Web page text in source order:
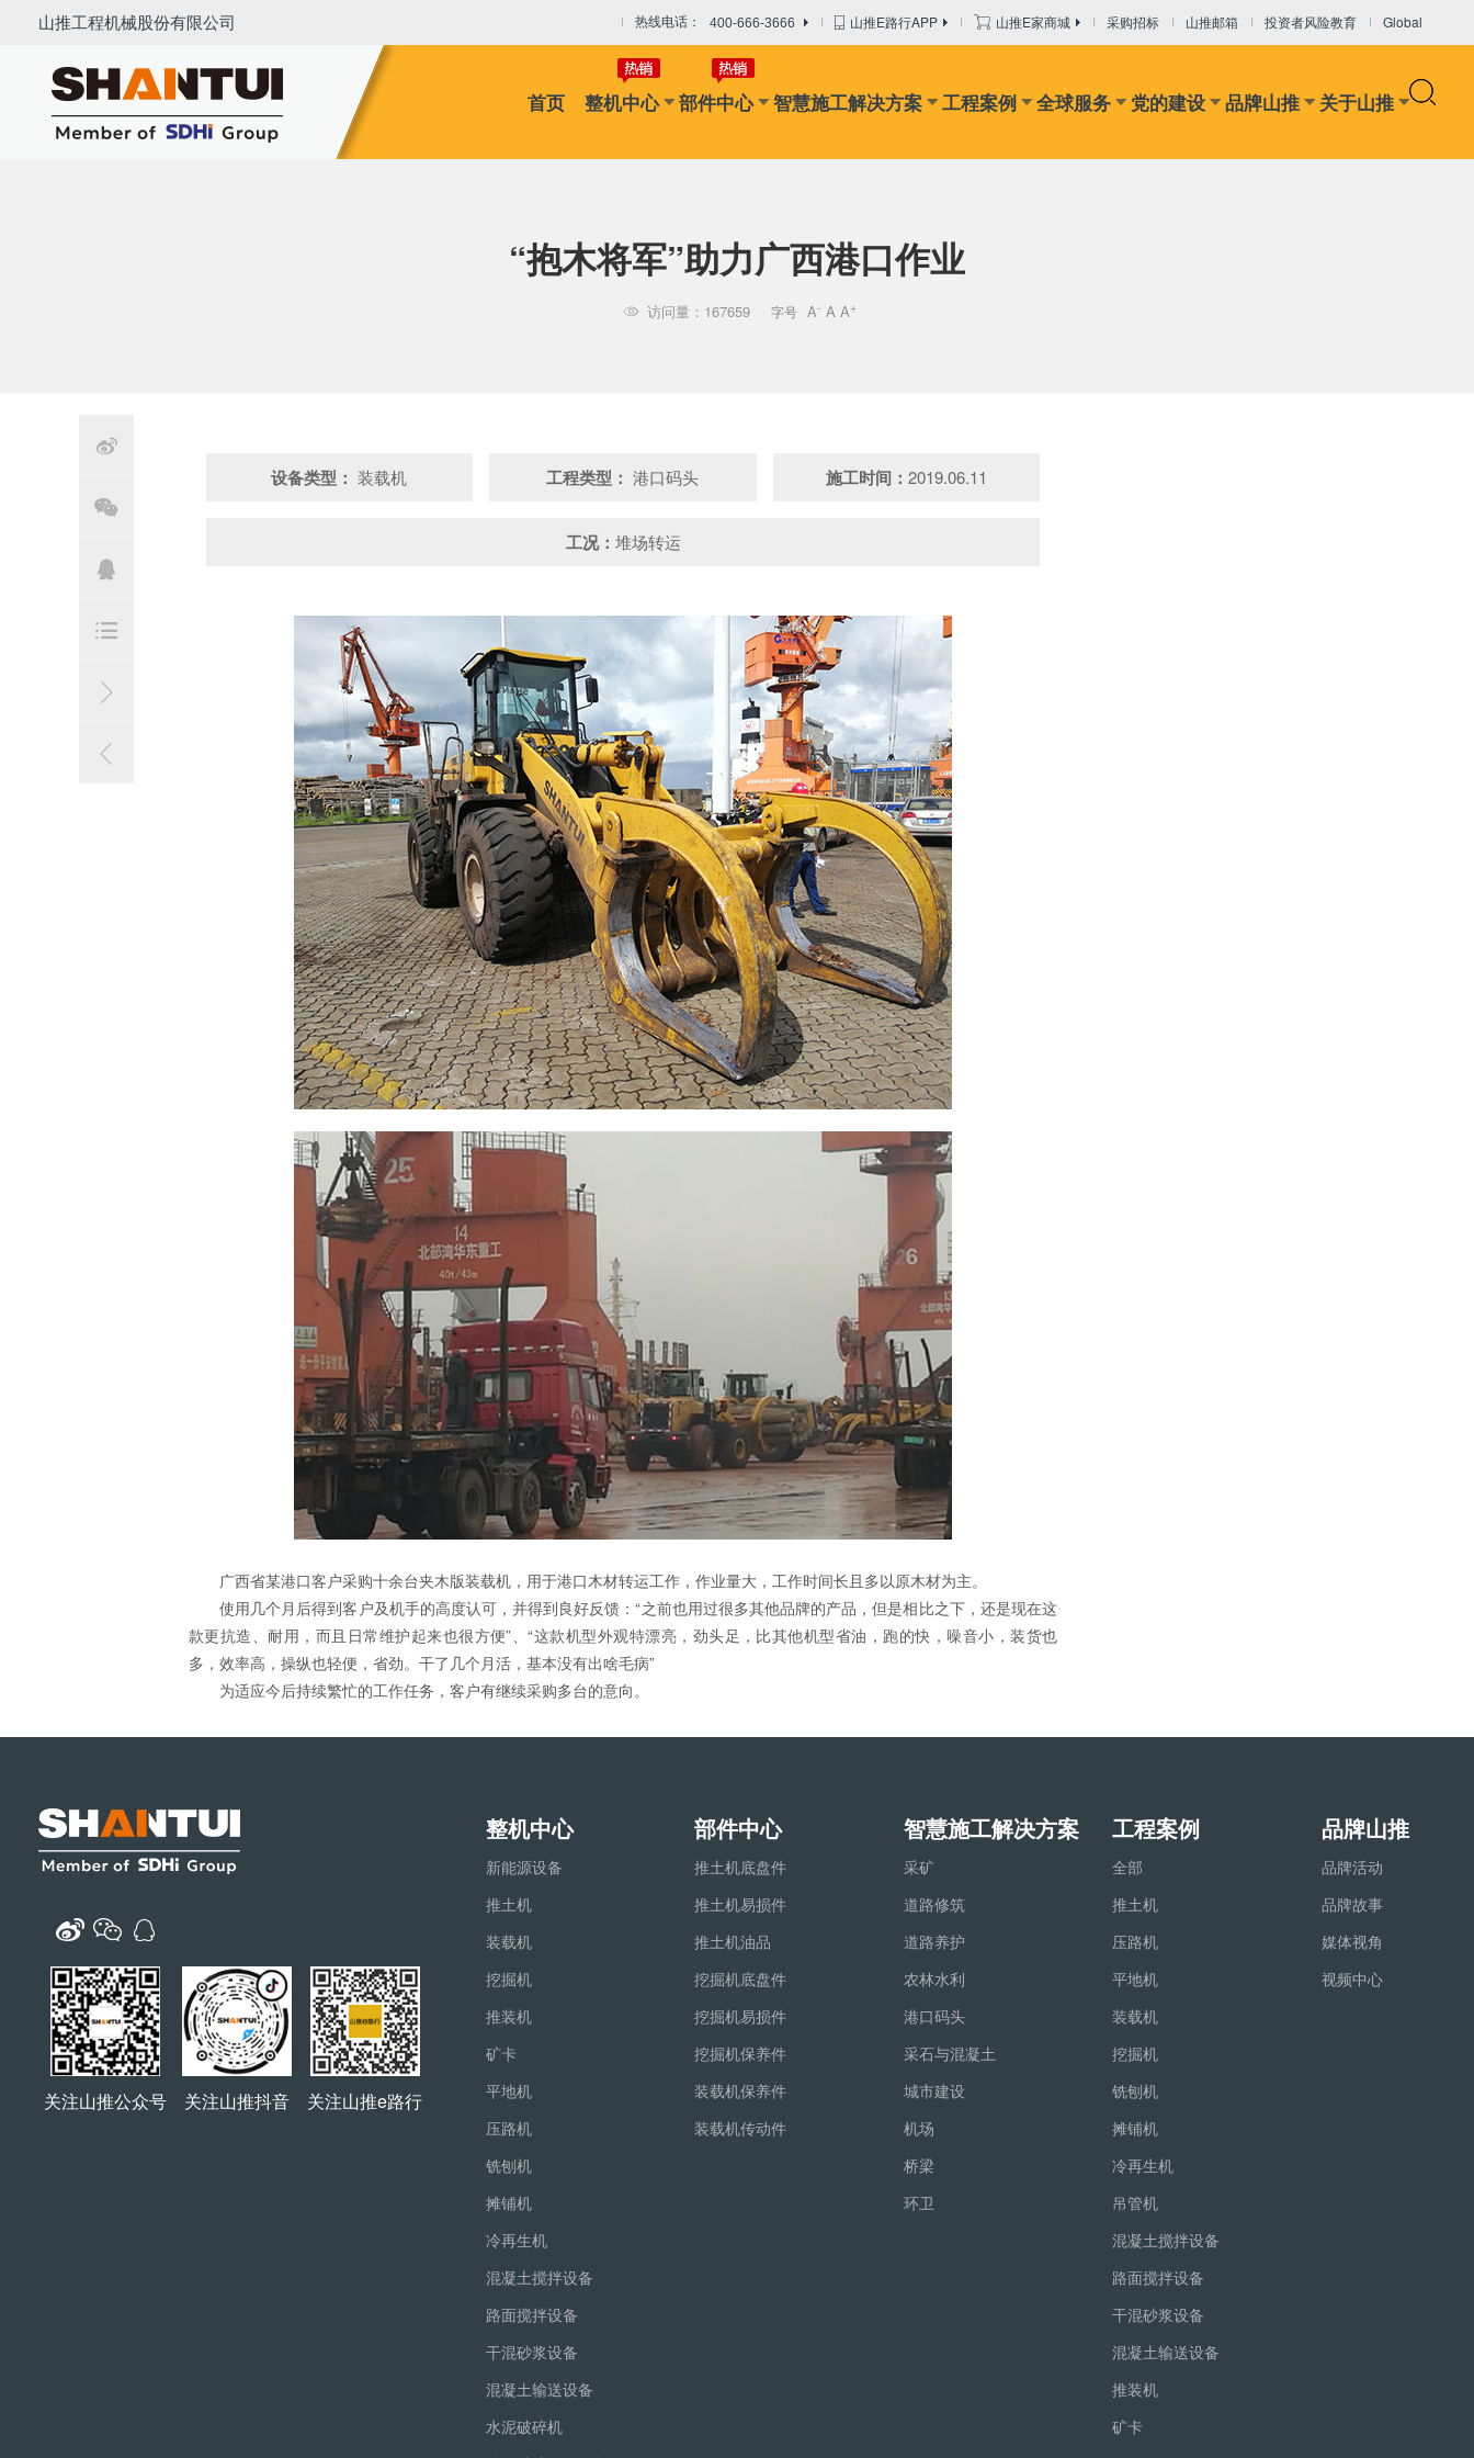
山推工程机械股份有限公司 热线电话： 400-666-3666 山推E路行APP 山推E家商城 采购招标 山推邮箱 投资者风险教育 Global
首页 整机中心 部件中心 智慧施工解决方案 工程案例 全球服务 党的建设 品牌山推 关于山推
“抱木将军”助力广西港口作业
 访问量：167659 字号 A- A A+






设备类型： 装载机 工程类型： 港口码头 施工时间： 2019.06.11
工况： 堆场转运
广西省某港口客户采购十余台夹木版装载机，用于港口木材转运工作，作业量大，工作时间长且多以原木材为主。
使用几个月后得到客户及机手的高度认可，并得到良好反馈：“之前也用过很多其他品牌的产品，但是相比之下，还是现在这
款更抗造、耐用，而且日常维护起来也很方便”、“这款机型外观特漂亮，劲头足，比其他机型省油，跑的快，噪音小，装货也
多，效率高，操纵也轻便，省劲。干了几个月活，基本没有出啥毛病”
为适应今后持续繁忙的工作任务，客户有继续采购多台的意向。
关注山推公众号 关注山推抖音 关注山推e路行
整机中心
新能源设备
推土机
装载机
挖掘机
推装机
矿卡
平地机
压路机
铣刨机
摊铺机
冷再生机
混凝土搅拌设备
路面搅拌设备
干混砂浆设备
混凝土输送设备
水泥破碎机
部件中心
推土机底盘件
推土机易损件
推土机油品
挖掘机底盘件
挖掘机易损件
挖掘机保养件
装载机保养件
装载机传动件
智慧施工解决方案
采矿
道路修筑
道路养护
农林水利
港口码头
采石与混凝土
城市建设
机场
桥梁
环卫
工程案例
全部
推土机
压路机
平地机
装载机
挖掘机
铣刨机
摊铺机
冷再生机
吊管机
混凝土搅拌设备
路面搅拌设备
干混砂浆设备
混凝土输送设备
推装机
矿卡
品牌山推
品牌活动
品牌故事
媒体视角
视频中心